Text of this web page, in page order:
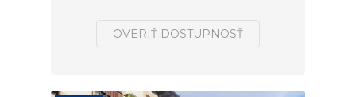
OVERIŤ DOSTUPNOSŤ